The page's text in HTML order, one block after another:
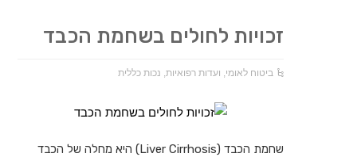
זכויות לחולים בשחמת הכבד
ביטוח לאומי, ועדות רפואיות, נכות כללית
שחמת הכבד (Liver Cirrhosis) היא מחלה של הכבד